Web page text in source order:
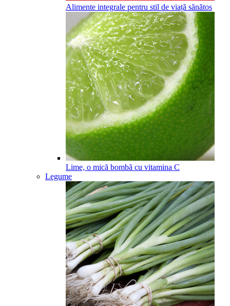
Alimente integrale pentru stil de viață sănătos
Lime, o mică bombă cu vitamina C
Legume